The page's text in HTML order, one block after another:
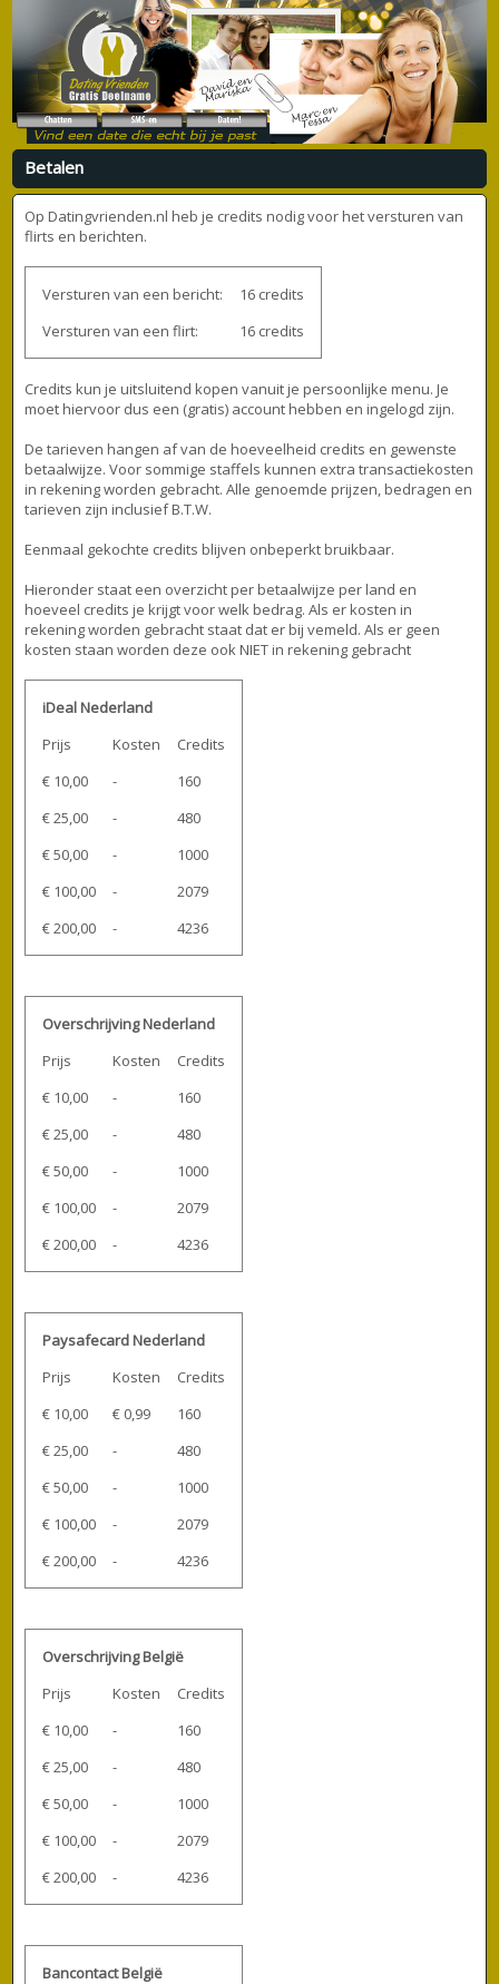
Betalen
Op Datingvrienden.nl heb je credits nodig voor het versturen van
flirts en berichten.
Versturen van een bericht:
16 credits
Versturen van een flirt:
16 credits
Credits kun je uitsluitend kopen vanuit je persoonlijke menu. Je
moet hiervoor dus een (gratis) account hebben en ingelogd zijn.
De tarieven hangen af van de hoeveelheid credits en gewenste
betaalwijze. Voor sommige staffels kunnen extra transactiekosten
in rekening worden gebracht. Alle genoemde prijzen, bedragen en
tarieven zijn inclusief B.T.W.
Eenmaal gekochte credits blijven onbeperkt bruikbaar.
Hieronder staat een overzicht per betaalwijze per land en
hoeveel credits je krijgt voor welk bedrag. Als er kosten in
rekening worden gebracht staat dat er bij vemeld. Als er geen
kosten staan worden deze ook NIET in rekening gebracht
iDeal Nederland
Prijs
Kosten
Credits
€ 10,00
-
160
€ 25,00
-
480
€ 50,00
-
1000
€ 100,00
-
2079
€ 200,00
- 4236
Overschrijving Nederland
Prijs
Kosten
Credits
€ 10,00
-
160
€ 25,00
-
480
€ 50,00
-
1000
€ 100,00
-
2079
€ 200,00
- 4236
Paysafecard Nederland
Prijs
Kosten
Credits
€ 10,00
€ 0,99
160
€ 25,00
-
480
€ 50,00
-
1000
€ 100,00
-
2079
€ 200,00
- 4236
Overschrijving België
Prijs
Kosten
Credits
€ 10,00
-
160
€ 25,00
-
480
€ 50,00
-
1000
€ 100,00
-
2079
€ 200,00
- 4236
Bancontact België